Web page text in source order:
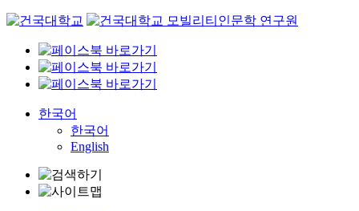
Skip
content
한국어
한국어
English